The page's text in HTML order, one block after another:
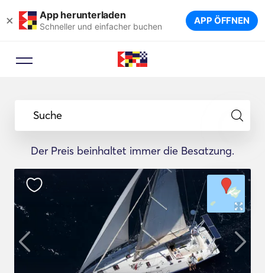
× App herunterladen
Schneller und einfacher buchen APP ÖFFNEN
Suche
Der Preis beinhaltet immer die Besatzung.